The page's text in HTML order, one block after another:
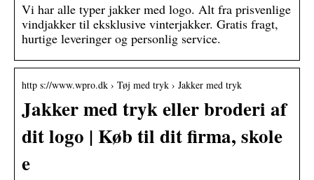
Vi har alle typer jakker med logo. Alt fra prisvenlige
vindjakker til eksklusive vinterjakker. Gratis fragt,
hurtige leveringer og personlig service.
http s://www.wpro.dk › Tøj med tryk › Jakker med tryk
Jakker med tryk eller broderi af
dit logo | Køb til dit firma, skole
e